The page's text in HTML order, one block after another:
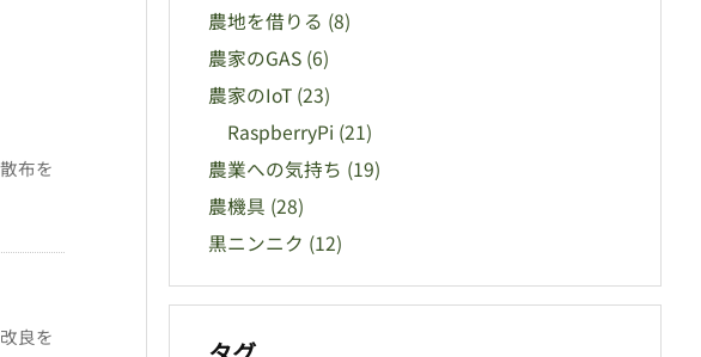
布を
良を
農地を借りる (8)
農家のGAS (6)
農家のIoT (23)
RaspberryPi (21)
農業への気持ち (19)
農機具 (28)
黒ニンニク (12)